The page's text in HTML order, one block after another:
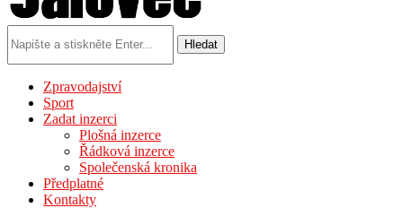
Hledat
Zpravodajství
Sport
Zadat inzerci
Plošná inzerce
Řádková inzerce
Společenská kronika
Předplatné
Kontakty